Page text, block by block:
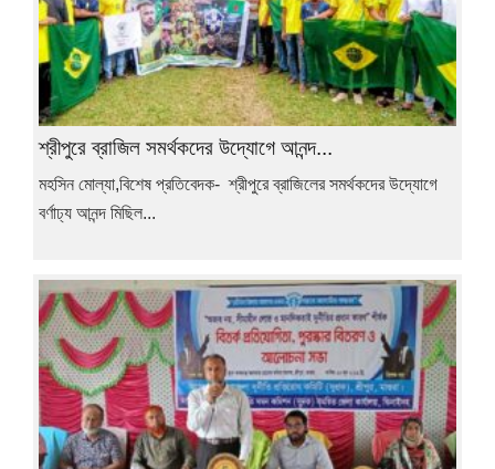
শ্রীপুরে ব্রাজিল সমর্থকদের উদ্যোগে আনন্দ...
মহসিন মোল্যা,বিশেষ প্রতিবেদক- শ্রীপুরে ব্রাজিলের সমর্থকদের উদ্যোগে
বর্ণাঢ্য আনন্দ মিছিল...